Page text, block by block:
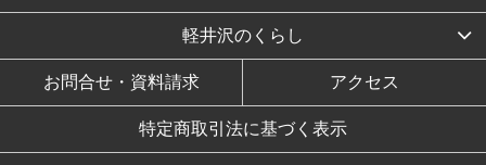
軽井沢のくらし
お問合せ・資料請求 アクセス
特定商取引法に基づく表示